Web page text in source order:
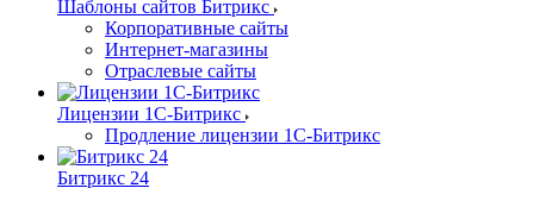
Шаблоны сайтов Битрикс
Корпоративные сайты
Интернет-магазины
Отраслевые сайты
Лицензии 1С-Битрикс
Продление лицензии 1С-Битрикс
Битрикс 24